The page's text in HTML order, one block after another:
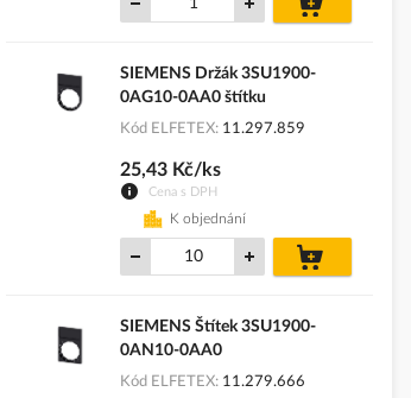
košíku
SIEMENS Držák 3SU1900-
0AG10-0AA0 štítku
Kód ELFETEX 11.297.859
Cena s DPH
25,43 Kč/ks
K objednání
košíku
SIEMENS Štítek 3SU1900-
0AN10-0AA0
Kód ELFETEX 11.279.666